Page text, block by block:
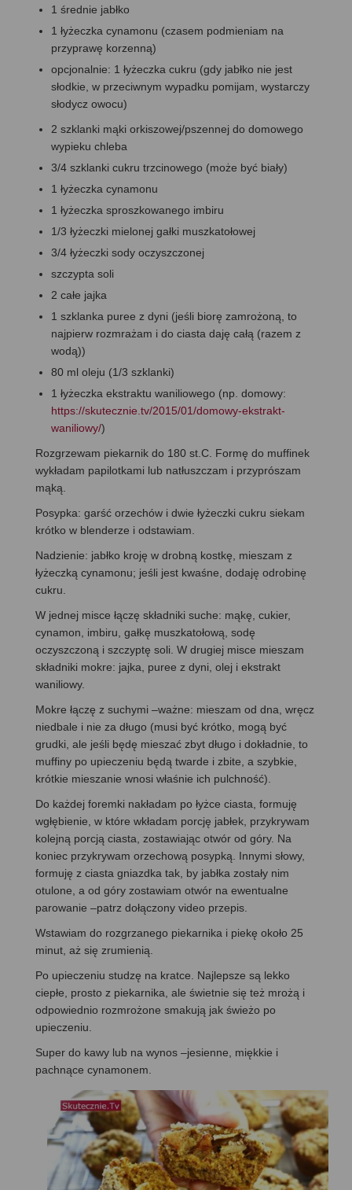
1 średnie jabłko
1 łyżeczka cynamonu (czasem podmieniam na
przyprawę korzenną)
opcjonalnie: 1 łyżeczka cukru (gdy jabłko nie jest
słodkie, w przeciwnym wypadku pomijam, wystarczy
słodycz owocu)
2 szklanki mąki orkiszowej/pszennej do domowego
wypieku chleba
3/4 szklanki cukru trzcinowego (może być biały)
1 łyżeczka cynamonu
1 łyżeczka sproszkowanego imbiru
1/3 łyżeczki mielonej gałki muszkatołowej
3/4 łyżeczki sody oczyszczonej
szczypta soli
2 całe jajka
1 szklanka puree z dyni (jeśli biorę zamrożoną, to
najpierw rozmrażam i do ciasta daję całą (razem z
wodą))
80 ml oleju (1/3 szklanki)
1 łyżeczka ekstraktu waniliowego (np. domowy:
https://skutecznie.tv/2015/01/domowy-ekstrakt-
waniliowy/)
Rozgrzewam piekarnik do 180 st.C. Formę do muffinek
wykładam papilotkami lub natłuszczam i przyprószam
mąką.
Posypka: garść orzechów i dwie łyżeczki cukru siekam
krótko w blenderze i odstawiam.
Nadzienie: jabłko kroję w drobną kostkę, mieszam z
łyżeczką cynamonu; jeśli jest kwaśne, dodaję odrobinę
cukru.
W jednej misce łączę składniki suche: mąkę, cukier,
cynamon, imbiru, gałkę muszkatołową, sodę
oczyszczoną i szczyptę soli. W drugiej misce mieszam
składniki mokre: jajka, puree z dyni, olej i ekstrakt
waniliowy.
Mokre łączę z suchymi –ważne: mieszam od dna, wręcz
niedbale i nie za długo (musi być krótko, mogą być
grudki, ale jeśli będę mieszać zbyt długo i dokładnie, to
muffiny po upieczeniu będą twarde i zbite, a szybkie,
krótkie mieszanie wnosi właśnie ich pulchność).
Do każdej foremki nakładam po łyżce ciasta, formuję
wgłębienie, w które wkładam porcję jabłek, przykrywam
kolejną porcją ciasta, zostawiając otwór od góry. Na
koniec przykrywam orzechową posypką. Innymi słowy,
formuję z ciasta gniazdka tak, by jabłka zostały nim
otulone, a od góry zostawiam otwór na ewentualne
parowanie –patrz dołączony video przepis.
Wstawiam do rozgrzanego piekarnika i piekę około 25
minut, aż się zrumienią.
Po upieczeniu studzę na kratce. Najlepsze są lekko
ciepłe, prosto z piekarnika, ale świetnie się też mrożą i
odpowiednio rozmrożone smakują jak świeżo po
upieczeniu.
Super do kawy lub na wynos –jesienne, miękkie i
pachnące cynamonem.